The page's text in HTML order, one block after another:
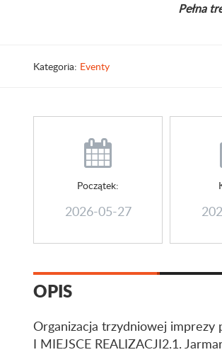
Pełna
Kategoria: Eventy
Początek:
2026-05-27
OPIS
Organizacja trzydniowej imprezy
I MIEJSCE REALIZACJI2.1.